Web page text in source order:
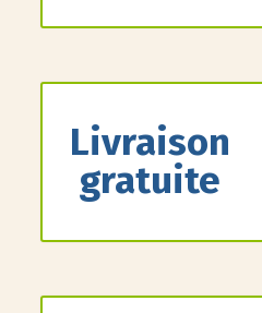
Livraison
gratuite